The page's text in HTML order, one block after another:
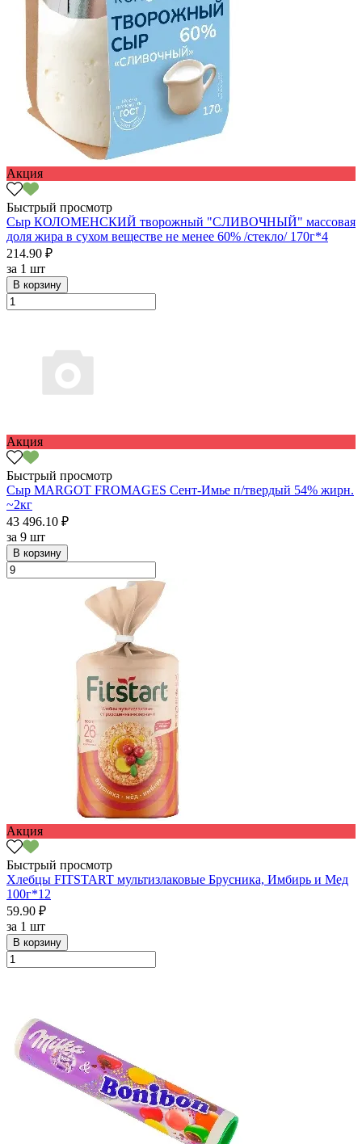
Акция
Быстрый просмотр
Сыр КОЛОМЕНСКИЙ творожный "СЛИВОЧНЫЙ" массовая
доля жира в сухом веществе не менее 60% /стекло/ 170г*4
214.90 ₽
за 1 шт
В корзину
Акция
Быстрый просмотр
Сыр MARGOT FROMAGES Сент-Имье п/твердый 54% жирн.
~2кг
43 496.10 ₽
за 9 шт
В корзину
Акция
Быстрый просмотр
Хлебцы FITSTART мультизлаковые Брусника, Имбирь и Мед
100г*12
59.90 ₽
за 1 шт
В корзину